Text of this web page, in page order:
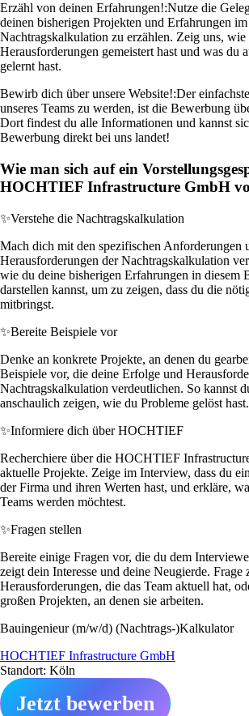
Erzähl von deinen Erfahrungen!:Nutze die
deinen bisherigen Projekten und Erfahrungen
Nachtragskalkulation zu erzählen. Zeig uns, wie
Herausforderungen gemeistert hast und was du
gelernt hast.
Bewirb dich über unsere Website!:Der
unseres Teams zu werden, ist die Bewerbung
Dort findest du alle Informationen und kannst
Bewerbung direkt bei uns landet!
Wie man sich auf ein
HOCHTIEF Infrastructure GmbH
✨Verstehe die Nachtragskalkulation
Mach dich mit den spezifischen Anforderungen
Herausforderungen der Nachtragskalkulation
wie du deine bisherigen Erfahrungen in diesem
darstellen kannst, um zu zeigen, dass du die
mitbringst.
✨Bereite Beispiele vor
Denke an konkrete Projekte, an denen du
Beispiele vor, die deine Erfolge und
Nachtragskalkulation verdeutlichen. So kannst
anschaulich zeigen, wie du Probleme gelöst hast.
✨Informiere dich über HOCHTIEF
Recherchiere über die HOCHTIEF
aktuelle Projekte. Zeige im Interview, dass du
der Firma und ihren Werten hast, und erkläre,
Teams werden möchtest.
✨Fragen stellen
Bereite einige Fragen vor, die du dem
zeigt dein Interesse und deine Neugierde. Frage
Herausforderungen, die das Team aktuell hat,
großen Projekten, an denen sie arbeiten.
Bauingenieur (m/w/d) (Nachtrags-)Kalkulator
HOCHTIEF Infrastructure GmbH
Standort: Köln
Jetzt bewerben